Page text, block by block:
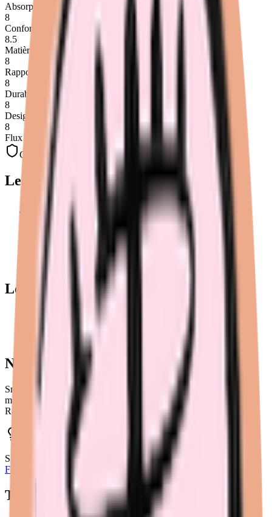
Absorption
8
Confort
8.5
Matières
8
Rapport qualité-prix
8
Durabilité
8
Design
8
Flux disponibles :
abondant
Certifications :
OEKO-TEX Standard 100
Les points forts
Couleurs pastel mignonnes
Gamme post-partum intéressante
Prix raisonnable
Packaging soigné
Les points faibles
Gamme un peu restreinte
Absorption moyenne sur les flux abondants
Notre verdict sur
Smoon est un bon choix pour les flux légers à moyens et les
mamans. Pour les flux abondants, on orienterait plutôt vers Sisters
Republic ou Fempo.
Notre recommandation
Si
te plaît, n'hésite pas à comparer avec
Fempo
Voir le comparatif complet →
Tu pourrais aussi aimer